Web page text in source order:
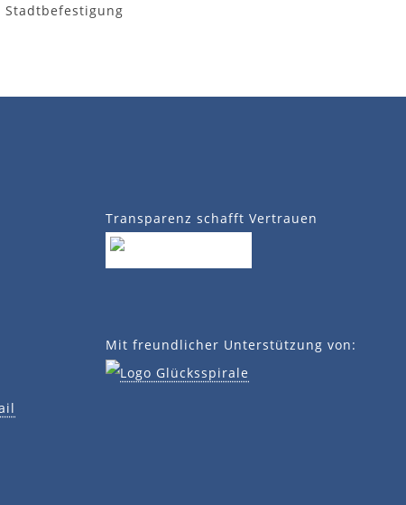
Stadtbefestigung
Transparenz schafft Vertrauen
Mit freundlicher Unterstützung von: